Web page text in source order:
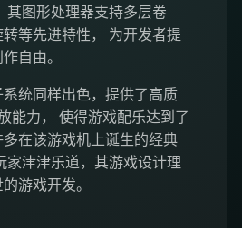
其图形处理器支持多层卷
等先进特性， 为开发者提
自由。
统同样出色，提供了高质
能力， 使得游戏配乐达到了
在该游戏机上诞生的经典
家津津乐道，其游戏设计理
游戏开发。